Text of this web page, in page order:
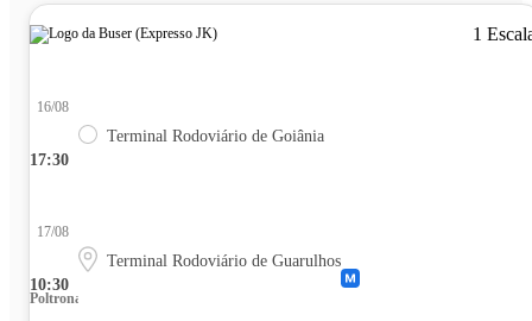
1
17:30
16/08
Terminal Rodoviário de Goiânia
10:30
17/08
Terminal Rodoviário de Guarulhos
Poltrona